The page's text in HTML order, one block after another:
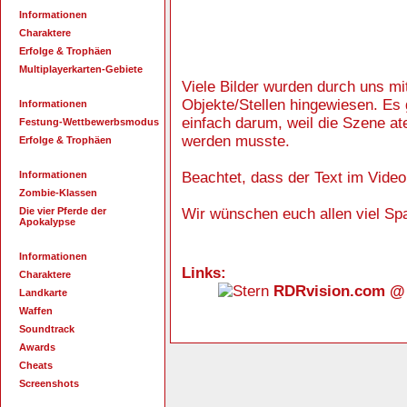
Informationen
Charaktere
Erfolge & Trophäen
Multiplayerkarten-Gebiete
Informationen
Festung-Wettbewerbsmodus
Erfolge & Trophäen
Informationen
Zombie-Klassen
Die vier Pferde der
Apokalypse
Informationen
Charaktere
Landkarte
Waffen
Soundtrack
Awards
Cheats
Screenshots
Viele Bilder wurden durch uns
Objekte/Stellen hingewiesen.
einfach darum, weil die Szene
werden musste.
Beachtet, dass der Text im
Wir wünschen euch allen viel
Links:
RDRvision.com